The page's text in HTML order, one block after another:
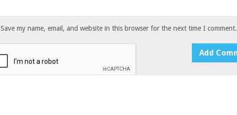
Save my name, email, and website in this browser for the next time I comment.